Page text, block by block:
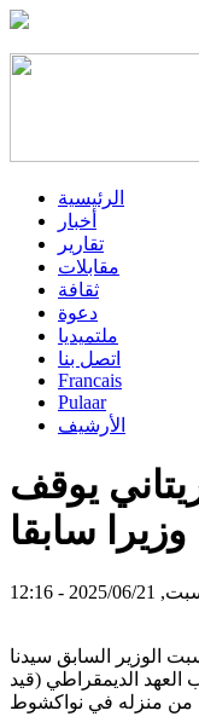
الرئيسية
أخبار
تقارير
مقابلات
ثقافة
دعوة
ملتميديا
اتصل بنا
Francais
Pulaar
الأرشيف
يوقف
وزيرا سابقا
06/21 - 12:16
الوزير السابق سيدنا
الديمقراطي (قيد